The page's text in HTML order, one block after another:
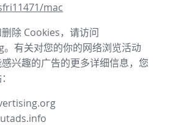
mac
除 Cookies，请访问
有关对您的你的网络浏览活动
兴趣的广告的更多详细信息，您